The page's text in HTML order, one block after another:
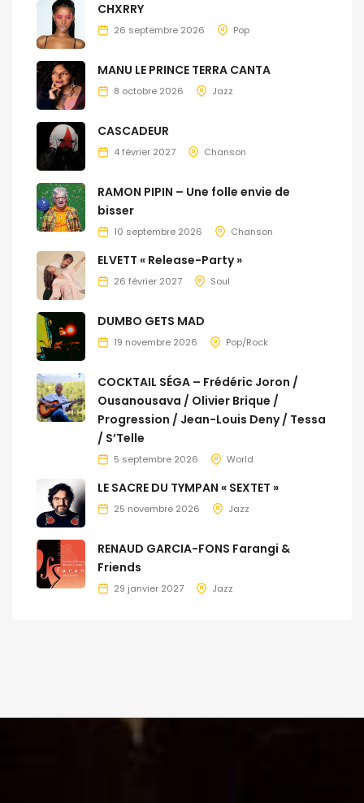
CHXRRY
26 septembre 2026 Pop
MANU LE PRINCE TERRA CANTA
8 octobre 2026 Jazz
CASCADEUR
4 février 2027 Chanson
RAMON PIPIN – Une folle envie de
bisser
10 septembre 2026 Chanson
ELVETT « Release-Party »
26 février 2027 Soul
DUMBO GETS MAD
19 novembre 2026 Pop/Rock
COCKTAIL SÉGA – Frédéric Joron /
Ousanousava / Olivier Brique /
Progression / Jean-Louis Deny / Tessa
/ S’Telle
5 septembre 2026 World
LE SACRE DU TYMPAN « SEXTET »
25 novembre 2026 Jazz
RENAUD GARCIA-FONS Farangi &
Friends
29 janvier 2027 Jazz